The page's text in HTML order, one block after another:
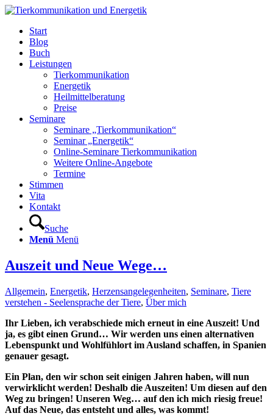
Start
Blog
Buch
Leistungen
Tierkommunikation
Energetik
Heilmittelberatung
Preise
Seminare
Seminare „Tierkommunikation“
Seminar „Energetik“
Online-Seminare Tierkommunikation
Weitere Online-Angebote
Termine
Stimmen
Vita
Kontakt
Suche
Menü Menü
Auszeit und Neue Wege…
Allgemein, Energetik, Herzensangelegenheiten, Seminare, Tiere
verstehen - Seelensprache der Tiere, Über mich
Ihr Lieben, ich verabschiede mich erneut in eine Auszeit! Und
ja, es gibt einen Grund… Wir werden uns einen alternativen
Lebenspunkt und Wohlfühlort im Ausland schaffen, in Spanien
genauer gesagt.
Ein Plan, den wir schon seit einigen Jahren haben, will nun
verwirklicht werden! Deshalb die Auszeiten! Um diesen auf den
Weg zu bringen! Unseren Weg… auf den ich mich riesig freue!
Auf das Neue, das entsteht und alles, was kommt!